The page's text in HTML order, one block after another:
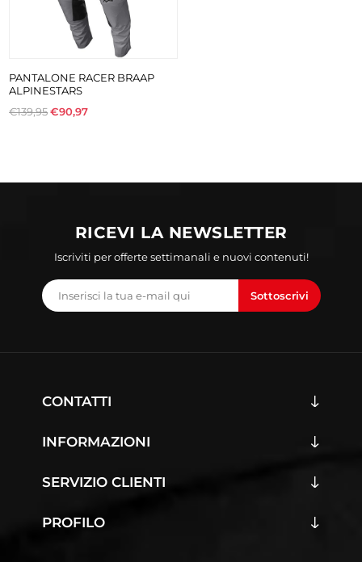
PANTALONE RACER BRAAP
ALPINESTARS
€139,95€90,97
RICEVI LA NEWSLETTER
Iscriviti per offerte settimanali e nuovi contenuti!
Sottoscrivi
CONTATTI
INFORMAZIONI
SERVIZIO CLIENTI
PROFILO